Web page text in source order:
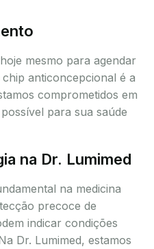
mesmo para agendar
anticoncepcional é a
comprometidos em
para sua saúde
na Dr. Lumimed
na medicina
precoce de
indicar condições
Dr. Lumimed, estamos